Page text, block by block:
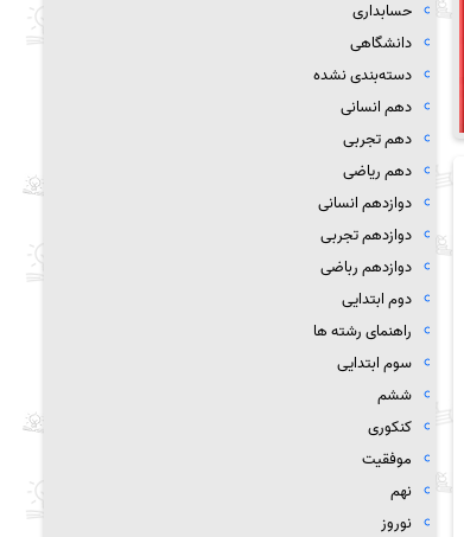
حسابداری
دانشگاهی
دسته‌بندی نشده
دهم انسانی
دهم تجربی
دهم ریاضی
دوازدهم انسانی
دوازدهم تجربی
دوازدهم رباضی
دوم ابتدایی
راهنمای رشته ها
سوم ابتدایی
ششم
کنکوری
موفقیت
نهم
نوروز